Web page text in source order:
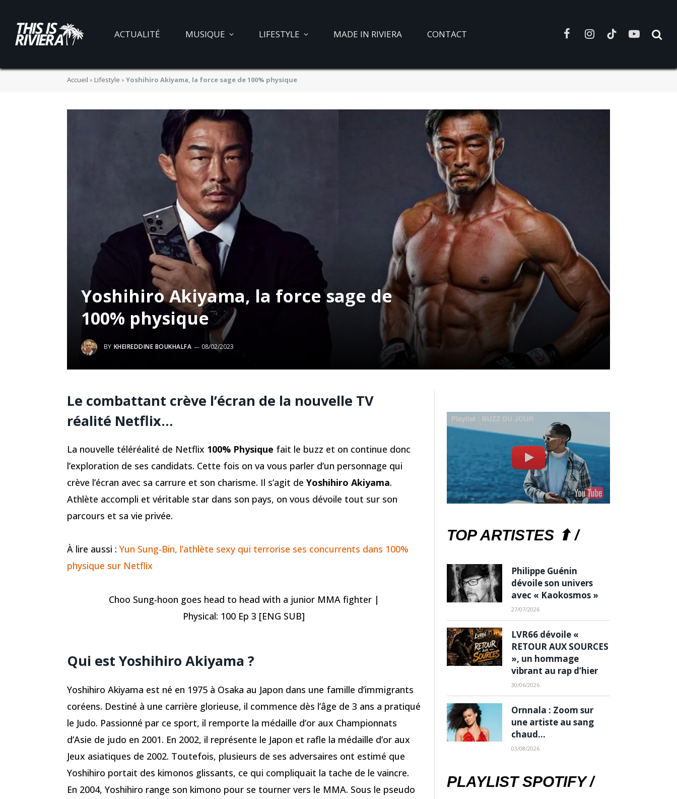
ACTUALITÉ MUSIQUE LIFESTYLE MADE IN RIVIERA CONTACT FacebookInstagramTikTokYouTube
Accueil » Lifestyle »Yoshihiro Akiyama, la force sage de 100% physique
Yoshihiro Akiyama, la force sage de
100% physique
BY KHEIREDDINE BOUKHALFA 08/02/2023
Le combattant crève l’écran de la nouvelle TV
réalité Netflix…
La nouvelle téléréalité de Netflix 100% Physique fait le buzz et on continue donc
l’exploration de ses candidats. Cette fois on va vous parler d’un personnage qui
crève l’écran avec sa carrure et son charisme. Il s’agit de Yoshihiro Akiyama.
Athlète accompli et véritable star dans son pays, on vous dévoile tout sur son
parcours et sa vie privée.
À lire aussi : Yun Sung-Bin, l’athlète sexy qui terrorise ses concurrents dans 100%
physique sur Netflix
Choo Sung-hoon goes head to head with a junior MMA fighter |
Physical: 100 Ep 3 [ENG SUB]
Qui est Yoshihiro Akiyama ?
Yoshihiro Akiyama est né en 1975 à Osaka au Japon dans une famille d’immigrants
coréens. Destiné à une carrière glorieuse, il commence dès l’âge de 3 ans a pratiqué
le Judo. Passionné par ce sport, il remporte la médaille d’or aux Championnats
d’Asie de judo en 2001. En 2002, il représente le Japon et rafle la médaille d’or aux
Jeux asiatiques de 2002. Toutefois, plusieurs de ses adversaires ont estimé que
Yoshihiro portait des kimonos glissants, ce qui compliquait la tache de le vaincre.
En 2004, Yoshihiro range son kimono pour se tourner vers le MMA. Sous le pseudo
TOP ARTISTES ⬆ /
Philippe Guénin
dévoile son univers
avec « Kaokosmos »
27/07/2026
LVR66 dévoile «
RETOUR AUX SOURCES
», un hommage
vibrant au rap d’hier
30/06/2026
Ornnala : Zoom sur
une artiste au sang
chaud…
03/08/2026
PLAYLIST SPOTIFY /